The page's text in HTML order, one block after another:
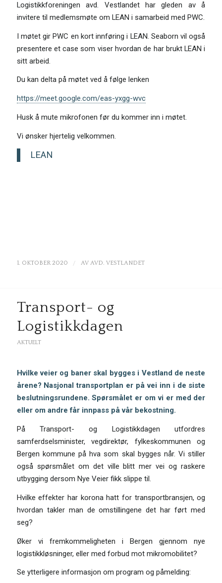
Logistikkforeningen avd. Vestlandet har gleden av å
invitere til medlemsmøte om LEAN i samarbeid med PWC.
I møtet gir PWC en kort innføring i LEAN. Seaborn vil også
presentere et case som viser hvordan de har brukt LEAN i
sitt arbeid.
Du kan delta på møtet ved å følge lenken
https://meet.google.com/eas-yxgg-wvc
Husk å mute mikrofonen før du kommer inn i møtet.
Vi ønsker hjertelig velkommen.
LEAN
1. OKTOBER 2020 / AV AVD. VESTLANDET
Transport- og
Logistikkdagen
AKTUELT
Hvilke veier og baner skal bygges i Vestland de neste
årene? Nasjonal transportplan er på vei inn i de siste
beslutningsrundene. Spørsmålet er om vi er med der
eller om andre får innpass på vår bekostning.
På Transport- og Logistikkdagen utfordres
samferdselsminister, vegdirektør, fylkeskommunen og
Bergen kommune på hva som skal bygges når. Vi stiller
også spørsmålet om det ville blitt mer vei og raskere
utbygging dersom Nye Veier fikk slippe til.
Hvilke effekter har korona hatt for transportbransjen, og
hvordan takler man de omstillingene det har ført med
seg?
Øker vi fremkommeligheten i Bergen gjennom nye
logistikkløsninger, eller med forbud mot mikromobilitet?
Se ytterligere informasjon om program og påmelding: